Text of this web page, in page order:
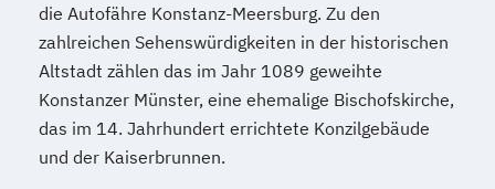
die Autofähre Konstanz-Meersburg. Zu den
zahlreichen Sehenswürdigkeiten in der historischen
Altstadt zählen das im Jahr 1089 geweihte
Konstanzer Münster, eine ehemalige Bischofskirche,
das im 14. Jahrhundert errichtete Konzilgebäude
und der Kaiserbrunnen.